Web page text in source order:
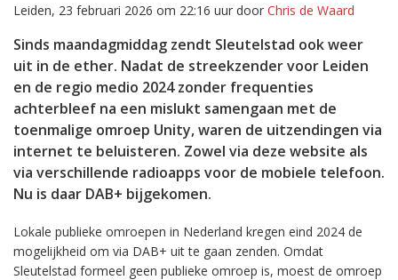
Leiden, 23 februari 2026 om 22:16 uur door Chris de Waard
Sinds maandagmiddag zendt Sleutelstad ook weer
uit in de ether. Nadat de streekzender voor Leiden
en de regio medio 2024 zonder frequenties
achterbleef na een mislukt samengaan met de
toenmalige omroep Unity, waren de uitzendingen via
internet te beluisteren. Zowel via deze website als
via verschillende radioapps voor de mobiele telefoon.
Nu is daar DAB+ bijgekomen.
Lokale publieke omroepen in Nederland kregen eind 2024 de
mogelijkheid om via DAB+ uit te gaan zenden. Omdat
Sleutelstad formeel geen publieke omroep is, moest de omroep